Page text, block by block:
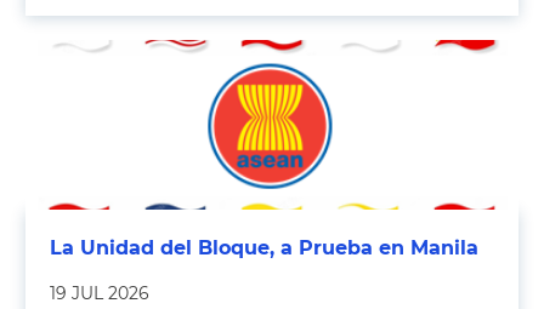
La Unidad del Bloque, a Prueba en Manila
19 JUL 2026